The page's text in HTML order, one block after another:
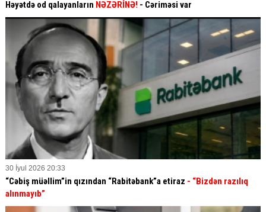
Həyətdə od qalayanların NƏZƏRİNƏ! - Cəriməsi var
30 İyul 2026 20:33
“Cəbiş müəllim”in qızından “Rabitəbank”a etiraz - “Bizdən razılıq
alınmayıb”